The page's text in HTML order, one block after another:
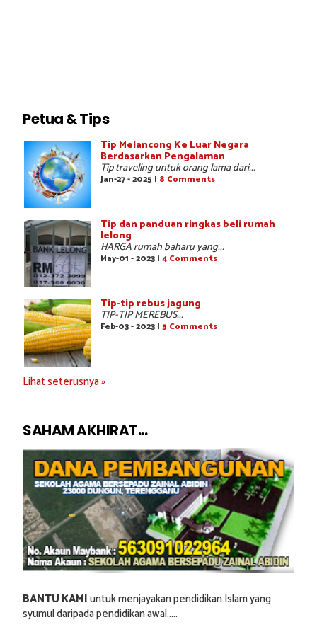
Petua & Tips
Tip Melancong Ke Luar Negara
Berdasarkan Pengalaman
Tip traveling untuk orang lama dari...
Jan-27 - 2025 | 8 Comments
Tip dan panduan ringkas beli rumah
lelong
HARGA rumah baharu yang...
May-01 - 2023 | 4 Comments
Tip-tip rebus jagung
TIP-TIP MEREBUS...
Feb-03 - 2023 | 5 Comments
Lihat seterusnya »
SAHAM AKHIRAT...
BANTU KAMIuntuk menjayakan pendidikan Islam yang
syumul daripada pendidikan awal.....